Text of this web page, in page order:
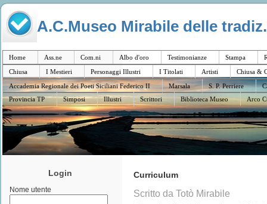
A.C.Museo Mirabile delle
Home Ass.ne Com.ni Albo d'oro Testimonianze Stampa
Chiusa
I Mestieri Personaggi Illustri I Titolati Artisti
Chiusa &
Accademia Regionale dei Poeti Siciliani Federico II
Marsala S. P. Perriere
Provincia TP
Simposi Illustri Scrittori Biblioteca Museo Arco
Login
Nome utente
Curriculum
Scritto da Totò Mirabile